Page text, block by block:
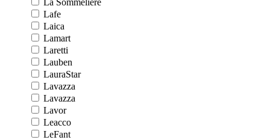
La Sommeliere
Lafe
Laica
Lamart
Laretti
Lauben
LauraStar
Lavazza
Lavazza
Lavor
Leacco
LeFant